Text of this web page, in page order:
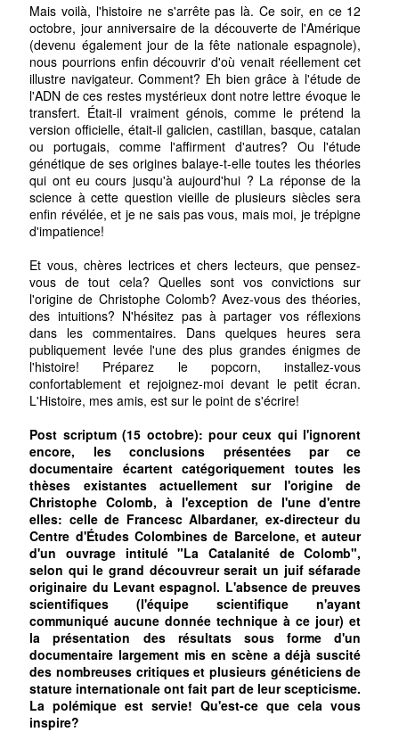
Mais voilà, l'histoire ne s'arrête pas là. Ce soir, en ce 12
octobre, jour anniversaire de la découverte de l'Amérique
(devenu également jour de la fête nationale espagnole),
nous pourrions enfin découvrir d'où venait réellement cet
illustre navigateur. Comment? Eh bien grâce à l'étude de
l'ADN de ces restes mystérieux dont notre lettre évoque le
transfert. Était-il vraiment génois, comme le prétend la
version officielle, était-il galicien, castillan, basque, catalan
ou portugais, comme l'affirment d'autres? Ou l'étude
génétique de ses origines balaye-t-elle toutes les théories
qui ont eu cours jusqu'à aujourd'hui ? La réponse de la
science à cette question vieille de plusieurs siècles sera
enfin révélée, et je ne sais pas vous, mais moi, je trépigne
d'impatience!
Et vous, chères lectrices et chers lecteurs, que pensez-
vous de tout cela? Quelles sont vos convictions sur
l'origine de Christophe Colomb? Avez-vous des théories,
des intuitions? N'hésitez pas à partager vos réflexions
dans les commentaires. Dans quelques heures sera
publiquement levée l'une des plus grandes énigmes de
l'histoire! Préparez le popcorn, installez-vous
confortablement et rejoignez-moi devant le petit écran.
L'Histoire, mes amis, est sur le point de s'écrire!
Post scriptum (15 octobre): pour ceux qui l'ignorent
encore, les conclusions présentées par ce
documentaire écartent catégoriquement toutes les
thèses existantes actuellement sur l'origine de
Christophe Colomb, à l'exception de l'une d'entre
elles: celle de Francesc Albardaner, ex-directeur du
Centre d'Études Colombines de Barcelone, et auteur
d'un ouvrage intitulé "La Catalanité de Colomb",
selon qui le grand découvreur serait un juif séfarade
originaire du Levant espagnol. L'absence de preuves
scientifiques (l'équipe scientifique n'ayant
communiqué aucune donnée technique à ce jour) et
la présentation des résultats sous forme d'un
documentaire largement mis en scène a déjà suscité
des nombreuses critiques et plusieurs généticiens de
stature internationale ont fait part de leur scepticisme.
La polémique est servie! Qu'est-ce que cela vous
inspire?